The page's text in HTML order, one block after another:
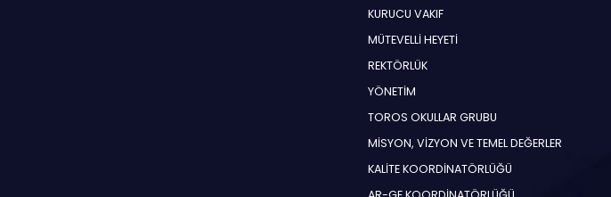
KURUCU VAKIF
MÜTEVELLİ HEYETİ
REKTÖRLÜK
YÖNETİM
TOROS OKULLAR GRUBU
MİSYON, VİZYON VE TEMEL DEĞERLER
KALİTE KOORDİNATÖRLÜĞÜ